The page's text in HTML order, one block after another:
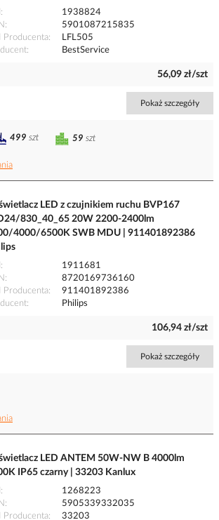
1938824
5901087215835
Producenta
LFL505
BestService
56,09 zł/szt
Pokaż szczegóły
59 szt
499 szt
LED z czujnikiem ruchu BVP167
830_40_65 20W 2200-2400lm
4000/6500K SWB MDU | 911401892386
1911681
8720169736160
Producenta
911401892386
Philips
106,94 zł/szt
Pokaż szczegóły
LED ANTEM 50W-NW B 4000lm
IP65 czarny | 33203 Kanlux
1268223
5905339332035
Producenta
33203